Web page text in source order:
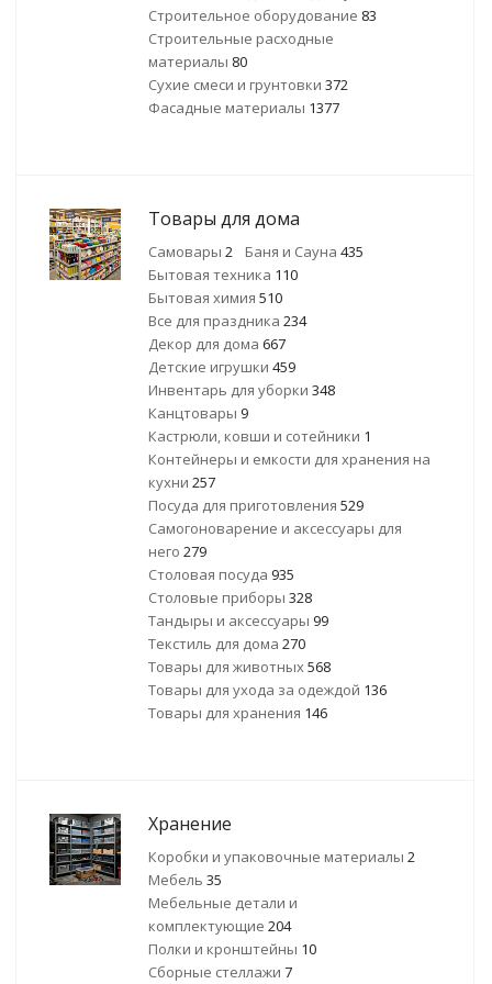
Строительное оборудование 83
Строительные расходные
материалы 80
Сухие смеси и грунтовки 372
Фасадные материалы 1377
Товары для дома
Самовары 2 Баня и Сауна 435
Бытовая техника 110
Бытовая химия 510
Все для праздника 234
Декор для дома 667
Детские игрушки 459
Инвентарь для уборки 348
Канцтовары 9
Кастрюли, ковши и сотейники 1
Контейнеры и емкости для хранения на
кухни 257
Посуда для приготовления 529
Самогоноварение и аксессуары для
него 279
Столовая посуда 935
Столовые приборы 328
Тандыры и аксессуары 99
Текстиль для дома 270
Товары для животных568
Товары для ухода за одеждой 136
Товары для хранения 146
Хранение
Коробки и упаковочные материалы 2
Мебель 35
Мебельные детали и
комплектующие 204
Полки и кронштейны 10
Сборные стеллажи 7